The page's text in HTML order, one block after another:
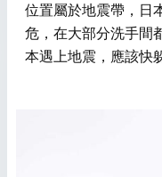
位置屬於地震帶，日
危，在大部分洗手間
本遇上地震，應該快